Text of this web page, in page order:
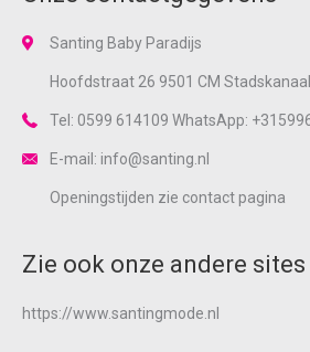
Santing Baby Paradijs
Hoofdstraat 26 9501 CM Stadskanaal
Tel: 0599 614109 WhatsApp:
E-mail: info@santing.nl
Openingstijden zie contactpagina
Zie ook onze andere sites
https://www.santingmode.nl